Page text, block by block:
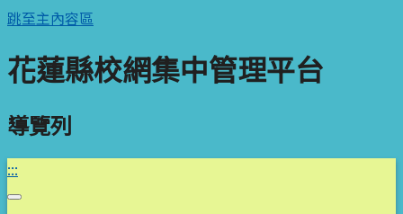
跳至主內容區
花蓮縣校網集中管理平台
導覽列
:::